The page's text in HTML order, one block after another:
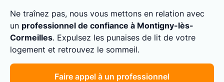
Ne traînez pas, nous vous mettons en relation avec
un professionnel de confiance à Montigny-lès-
Cormeilles. Expulsez les punaises de lit de votre
logement et retrouvez le sommeil.
Faire appel à un professionnel